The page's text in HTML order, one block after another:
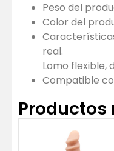
Peso del
Color del
real.
Lomo flexible,
Compatible